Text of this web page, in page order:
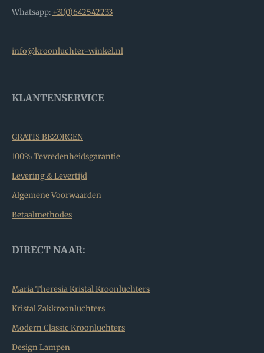
Whatsapp: +31(0)642542233
info@kroonluchter-winkel.nl
KLANTENSERVICE
GRATIS BEZORGEN
100% Tevredenheidsgarantie
Levering & Levertijd
Algemene Voorwaarden
Betaalmethodes
DIRECT NAAR:
Maria Theresia Kristal Kroonluchters
Kristal Zakkroonluchters
Modern Classic Kroonluchters
Design Lampen